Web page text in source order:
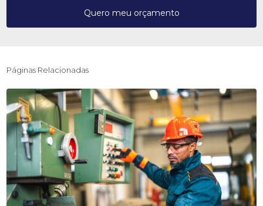
Quero meu orçamento
Páginas Relacionadas